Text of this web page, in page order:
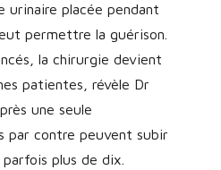
urinaire placée pendant
permettre la guérison.
la chirurgie devient
patientes, révèle Dr
une seule
par contre peuvent subir
plus de dix.